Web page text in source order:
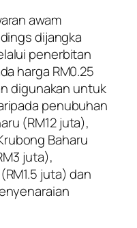
awam
dijangka
penerbitan
harga RM0.25
digunakan untuk
penubuhan
(RM12 juta),
Baharu
juta),
juta) dan